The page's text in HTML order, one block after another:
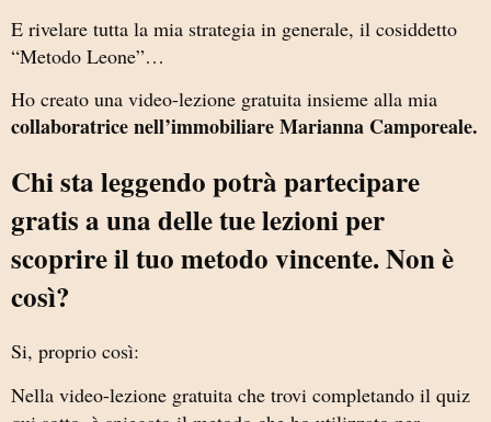
E rivelare tutta la mia strategia in generale, il cosiddetto
“Metodo Leone”…
Ho creato una video-lezione gratuita insieme alla mia
collaboratrice nell’immobiliare Marianna Camporeale.
Chi sta leggendo potrà partecipare
gratis a una delle tue lezioni per
scoprire il tuo metodo vincente. Non è
così?
Si, proprio così:
Nella video-lezione gratuita che trovi completando il quiz